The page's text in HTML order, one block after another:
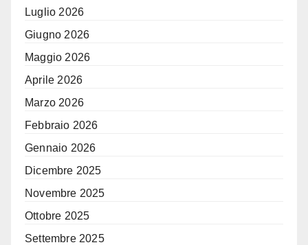
Luglio 2026
Giugno 2026
Maggio 2026
Aprile 2026
Marzo 2026
Febbraio 2026
Gennaio 2026
Dicembre 2025
Novembre 2025
Ottobre 2025
Settembre 2025